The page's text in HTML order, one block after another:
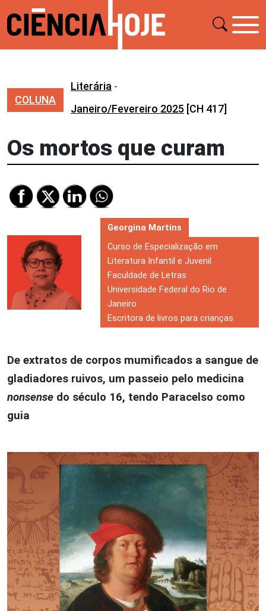
COLUNA
Literária -
Janeiro/Fevereiro 2025 [CH 417]
Os mortos que curam
Georgina Martins
Curso de Especialização em
Literatura Infantil e Juvenil
Faculdade de Letras
Universidade Federal do Rio de
Janeiro
Escritora de livros para crianças
De extratos de corpos mumificados a sangue de
gladiadores ruivos, um passeio pelo medicina
nonsense do século 16, tendo Paracelso como
guia